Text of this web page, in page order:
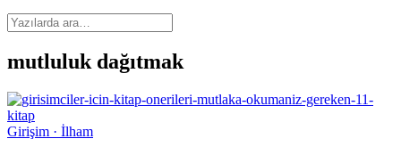
mutluluk dağıtmak
Girişim · İlham